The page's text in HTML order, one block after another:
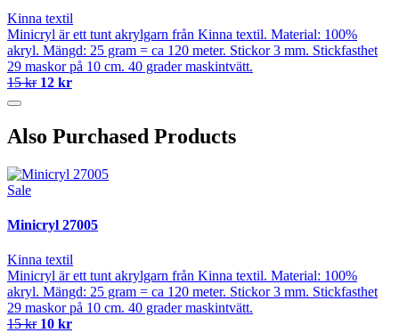
Kinna textil
Minicryl är ett tunt akrylgarn från Kinna textil. Material: 100%
akryl. Mängd: 25 gram = ca 120 meter. Stickor 3 mm. Stickfasthet
29 maskor på 10 cm. 40 grader maskintvätt.
15 kr 12 kr
Also Purchased Products
Sale
Minicryl 27005
Kinna textil
Minicryl är ett tunt akrylgarn från Kinna textil. Material: 100%
akryl. Mängd: 25 gram = ca 120 meter. Stickor 3 mm. Stickfasthet
29 maskor på 10 cm. 40 grader maskintvätt.
15 kr 10 kr